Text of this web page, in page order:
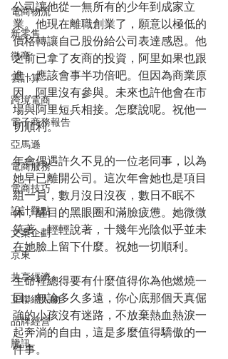
電商物流
新零售
微商
雲計算
跨境電商
電子商務報告
亞馬遜
電商服務
電商技巧
設計觀點
文案企劃
京東
共享經濟
互聯網人物
品牌經營
騰訊
公司讓他從一無所有的少年到成家立
業。他現在離職創業了，願意以極低的
價格轉讓自己股份給公司表達感恩。他
之前已拿了友商的投資，阿里如果也跟
進，應該會事半功倍吧。但因為商業原
因，阿里沒有參與。未來也許他會在市
場與阿里短兵相接。怎麼說呢。祝他一
切順利。
年會偶遇許久不見的一位老同事，以為
她早已離開公司。這次年會她也是項目
組一員，數月沒日沒夜，數日不眠不
休，醒目的黑眼圈和滿臉疲憊。她微微
笑著，輕輕說著，十幾年光陰似乎並未
在她臉上留下什麼。祝她一切順利。
生命裡總得要有什麼值得你為他燃燒一
回。無論多久多遠，你心底那個天真倔
強的小孩沒有迷路，不放棄熱血熱淚一
起奔淌的自由，這是多麼值得驕傲的一
件事。